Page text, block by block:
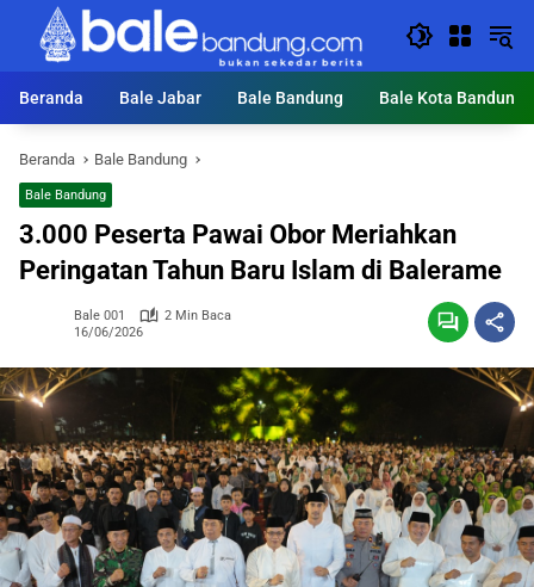
Langsung
konten
Beranda
Bale Jabar Bale Bandung Bale Kota Bandung
Beranda Bale Bandung
Bale Bandung
3.000 Peserta Pawai Obor Meriahkan
Peringatan Tahun Baru Islam di Balerame
Bale 001
2 Min Baca
16/06/2026